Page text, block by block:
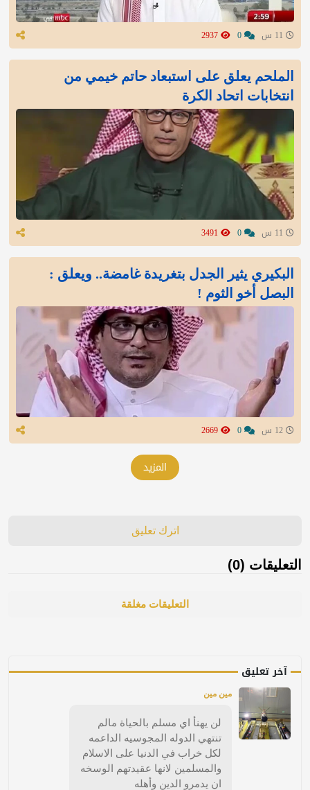
الملحم يعلق على استبعاد حاتم خيمي من
انتخابات اتحاد الكرة
البكيري يثير الجدل بتغريدة غامضة.. ويعلق :
البصل أخو الثوم !
المزيد
اترك تعليق
التعليقات (0)
التعليقات مغلقة
آخر تعليق
مين مين
لن يهنأ اي مسلم بالحياة مالم
تنتهي الدوله المجوسيه الداعمه
لكل خراب في الدنيا على الاسلام
والمسلمين لانها عقيدتهم الوسخه
ان يدمرو الدين وأهله